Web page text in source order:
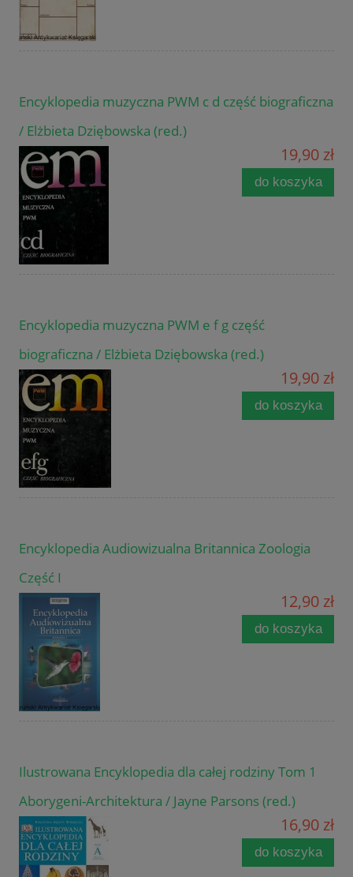
Encyklopedia muzyczna PWM c d część biograficzna
/ Elżbieta Dziębowska (red.)
19,90 zł
do koszyka
Encyklopedia muzyczna PWM e f g część
biograficzna / Elżbieta Dziębowska (red.)
19,90 zł
do koszyka
Encyklopedia Audiowizualna Britannica Zoologia
Część I
12,90 zł
do koszyka
Ilustrowana Encyklopedia dla całej rodziny Tom 1
Aborygeni-Architektura / Jayne Parsons (red.)
16,90 zł
do koszyka